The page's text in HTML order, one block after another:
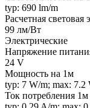
typ: 690 lm/m
Расчетная световая
99 лм/Вт
Электрические
Напряжение
24 V
Мощность на 1м
typ: 7 W/m; max: 7.2
Ток потребления 1м